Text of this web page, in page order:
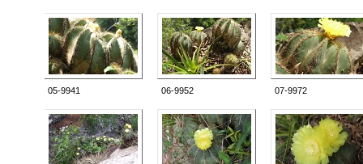
05-9941 06-9952 07-9972